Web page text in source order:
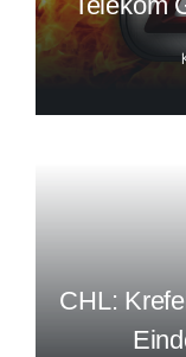
CHL: